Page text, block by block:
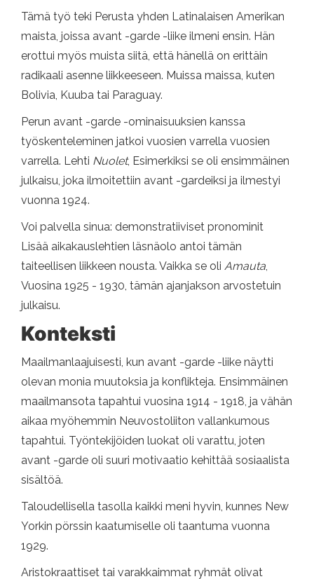
Tämä työ teki Perusta yhden Latinalaisen Amerikan
maista, joissa avant -garde -liike ilmeni ensin. Hän
erottui myös muista siitä, että hänellä on erittäin
radikaali asenne liikkeeseen. Muissa maissa, kuten
Bolivia, Kuuba tai Paraguay.
Perun avant -garde -ominaisuuksien kanssa
työskenteleminen jatkoi vuosien varrella vuosien
varrella. Lehti Nuolet, Esimerkiksi se oli ensimmäinen
julkaisu, joka ilmoitettiin avant -gardeiksi ja ilmestyi
vuonna 1924.
Voi palvella sinua: demonstratiiviset pronominit
Lisää aikakauslehtien läsnäolo antoi tämän
taiteellisen liikkeen nousta. Vaikka se oli Amauta,
Vuosina 1925 - 1930, tämän ajanjakson arvostetuin
julkaisu.
Konteksti
Maailmanlaajuisesti, kun avant -garde -liike näytti
olevan monia muutoksia ja konflikteja. Ensimmäinen
maailmansota tapahtui vuosina 1914 - 1918, ja vähän
aikaa myöhemmin Neuvostoliiton vallankumous
tapahtui. Työntekijöiden luokat oli varattu, joten
avant -garde oli suuri motivaatio kehittää sosiaalista
sisältöä.
Taloudellisella tasolla kaikki meni hyvin, kunnes New
Yorkin pörssin kaatumiselle oli taantuma vuonna
1929.
Aristokraattiset tai varakkaimmat ryhmät olivat